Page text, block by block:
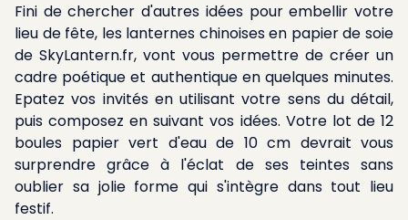
Fini de chercher d'autres idées pour embellir votre
lieu de fête, les lanternes chinoises en papier de soie
de SkyLantern.fr, vont vous permettre de créer un
cadre poétique et authentique en quelques minutes.
Epatez vos invités en utilisant votre sens du détail,
puis composez en suivant vos idées. Votre lot de 12
boules papier vert d'eau de 10 cm devrait vous
surprendre grâce à l'éclat de ses teintes sans
oublier sa jolie forme qui s'intègre dans tout lieu
festif.